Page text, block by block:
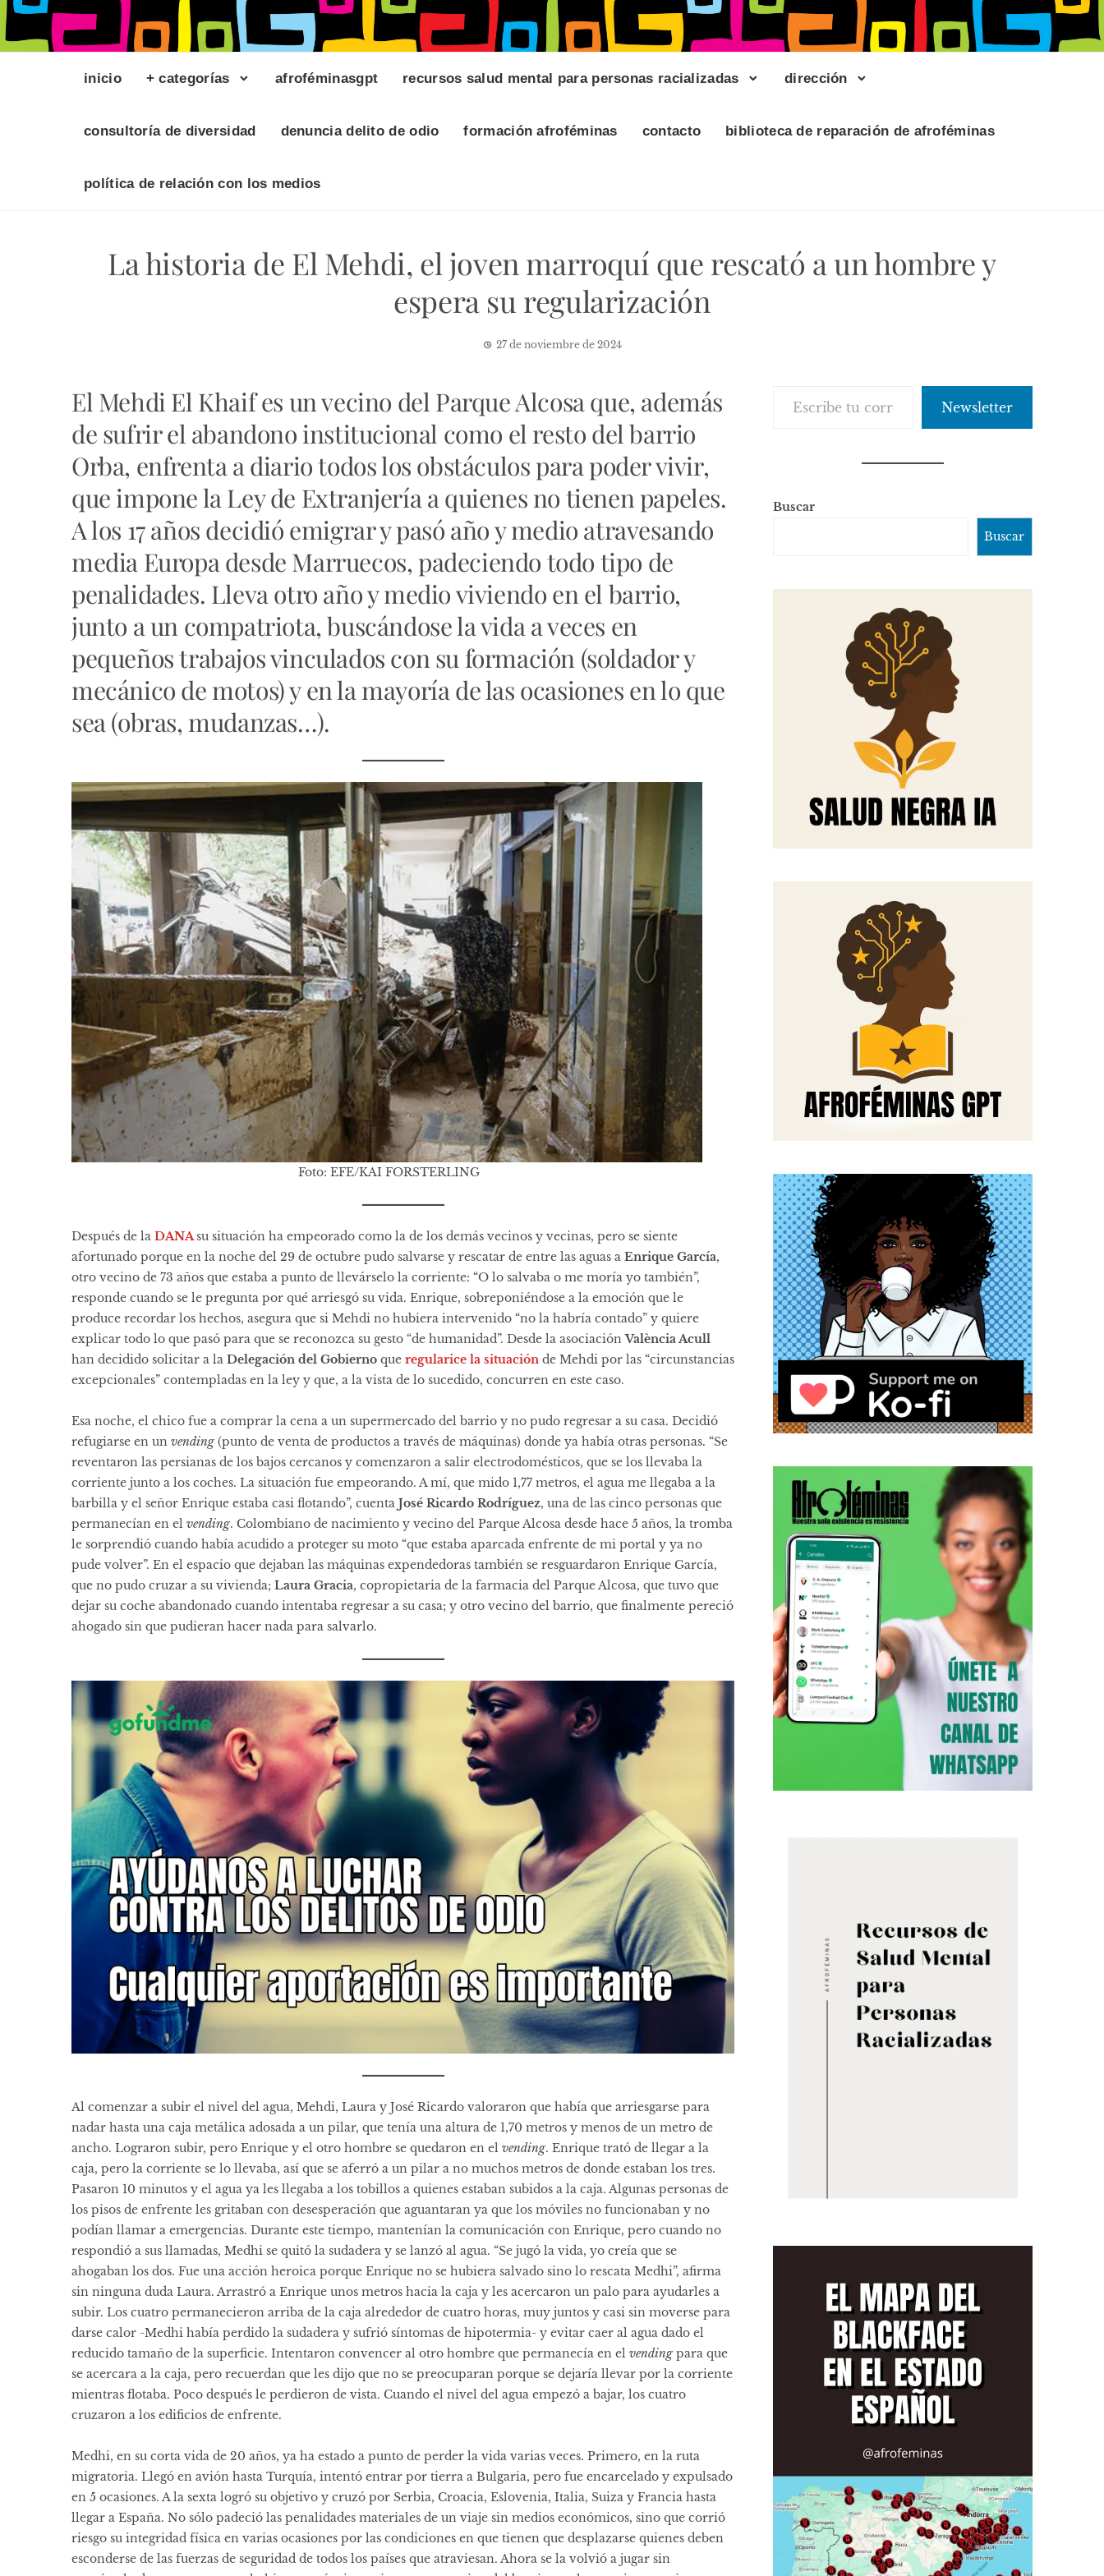
inicio + categorías afroféminasgpt recursos salud mental para personas racializadas dirección
consultoría de diversidad denuncia delito de odio formación afroféminas contacto biblioteca de reparación de afroféminas
política de relación con los medios
La historia de El Mehdi, el joven marroquí que rescató a un hombre y
espera su regularización
27 de noviembre de 2024
El Mehdi El Khaif es un vecino del Parque Alcosa que, además
de sufrir el abandono institucional como el resto del barrio
Orba, enfrenta a diario todos los obstáculos para poder vivir,
que impone la Ley de Extranjería a quienes no tienen papeles.
A los 17 años decidió emigrar y pasó año y medio atravesando
media Europa desde Marruecos, padeciendo todo tipo de
penalidades. Lleva otro año y medio viviendo en el barrio,
junto a un compatriota, buscándose la vida a veces en
pequeños trabajos vinculados con su formación (soldador y
mecánico de motos) y en la mayoría de las ocasiones en lo que
sea (obras, mudanzas…).
Foto: EFE/KAI FORSTERLING
Después de la DANAsu situación ha empeorado como la de los demás vecinos y vecinas, pero se siente
afortunado porque en la noche del 29 de octubre pudo salvarse y rescatar de entre las aguas a Enrique García,
otro vecino de 73 años que estaba a punto de llevárselo la corriente: “O lo salvaba o me moría yo también”,
responde cuando se le pregunta por qué arriesgó su vida. Enrique, sobreponiéndose a la emoción que le
produce recordar los hechos, asegura que si Mehdi no hubiera intervenido “no la habría contado” y quiere
explicar todo lo que pasó para que se reconozca su gesto “de humanidad”. Desde la asociaciónValència Acull
han decidido solicitar a la Delegación del Gobierno que regularice la situación de Mehdi por las “circunstancias
excepcionales” contempladas en la ley y que, a la vista de lo sucedido, concurren en este caso.
Esa noche, el chico fue a comprar la cena a un supermercado del barrio y no pudo regresar a su casa. Decidió
refugiarse en un vending(punto de venta de productos a través de máquinas) donde ya había otras personas. “Se
reventaron las persianas de los bajos cercanos y comenzaron a salir electrodomésticos, que se los llevaba la
corriente junto a los coches. La situación fue empeorando. A mí, que mido 1,77 metros, el agua me llegaba a la
barbilla y el señor Enrique estaba casi flotando”, cuenta José Ricardo Rodríguez, una de las cinco personas que
permanecían en el vending. Colombiano de nacimiento y vecino del Parque Alcosa desde hace 5 años, la tromba
le sorprendió cuando había acudido a proteger su moto “que estaba aparcada enfrente de mi portal y ya no
pude volver”. En el espacio que dejaban las máquinas expendedoras también se resguardaron Enrique García,
que no pudo cruzar a su vivienda; Laura Gracia, copropietaria de la farmacia del Parque Alcosa, que tuvo que
dejar su coche abandonado cuando intentaba regresar a su casa; y otro vecino del barrio, que finalmente pereció
ahogado sin que pudieran hacer nada para salvarlo.
Al comenzar a subir el nivel del agua, Mehdi, Laura y José Ricardo valoraron que había que arriesgarse para
nadar hasta una caja metálica adosada a un pilar, que tenía una altura de 1,70 metros y menos de un metro de
ancho. Lograron subir, pero Enrique y el otro hombre se quedaron en el vending. Enrique trató de llegar a la
caja, pero la corriente se lo llevaba, así que se aferró a un pilar a no muchos metros de donde estaban los tres.
Pasaron 10 minutos y el agua ya les llegaba a los tobillos a quienes estaban subidos a la caja. Algunas personas de
los pisos de enfrente les gritaban con desesperación que aguantaran ya que los móviles no funcionaban y no
podían llamar a emergencias. Durante este tiempo, mantenían la comunicación con Enrique, pero cuando no
respondió a sus llamadas, Medhi se quitó la sudadera y se lanzó al agua. “Se jugó la vida, yo creía que se
ahogaban los dos. Fue una acción heroica porque Enrique no se hubiera salvado sino lo rescata Medhi”, afirma
sin ninguna duda Laura. Arrastró a Enrique unos metros hacia la caja y les acercaron un palo para ayudarles a
subir. Los cuatro permanecieron arriba de la caja alrededor de cuatro horas, muy juntos y casi sin moverse para
darse calor -Medhi había perdido la sudadera y sufrió síntomas de hipotermia- y evitar caer al agua dado el
reducido tamaño de la superficie. Intentaron convencer al otro hombre que permanecía en el vendingpara que
se acercara a la caja, pero recuerdan que les dijo que no se preocuparan porque se dejaría llevar por la corriente
mientras flotaba. Poco después le perdieron de vista. Cuando el nivel del agua empezó a bajar, los cuatro
cruzaron a los edificios de enfrente.
Medhi, en su corta vida de 20 años, ya ha estado a punto de perder la vida varias veces. Primero, en la ruta
migratoria. Llegó en avión hasta Turquía, intentó entrar por tierra a Bulgaria, pero fue encarcelado y expulsado
en 5 ocasiones. A la sexta logró su objetivo y cruzó por Serbia, Croacia, Eslovenia, Italia, Suiza y Francia hasta
llegar a España. No sólo padeció las penalidades materiales de un viaje sin medios económicos, sino que corrió
riesgo su integridad física en varias ocasiones por las condiciones en que tienen que desplazarse quienes deben
esconderse de las fuerzas de seguridad de todos los países que atraviesan. Ahora se la volvió a jugar sin
Newsletter
Buscar
Buscar